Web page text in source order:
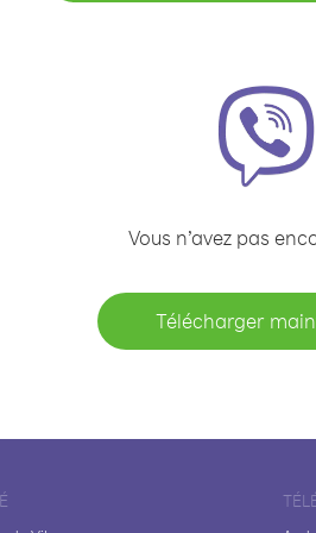
Vous n’avez pas
Télécharger